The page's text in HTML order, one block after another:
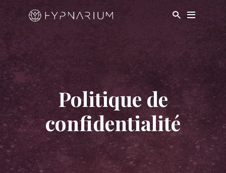
Politique de
confidentialité